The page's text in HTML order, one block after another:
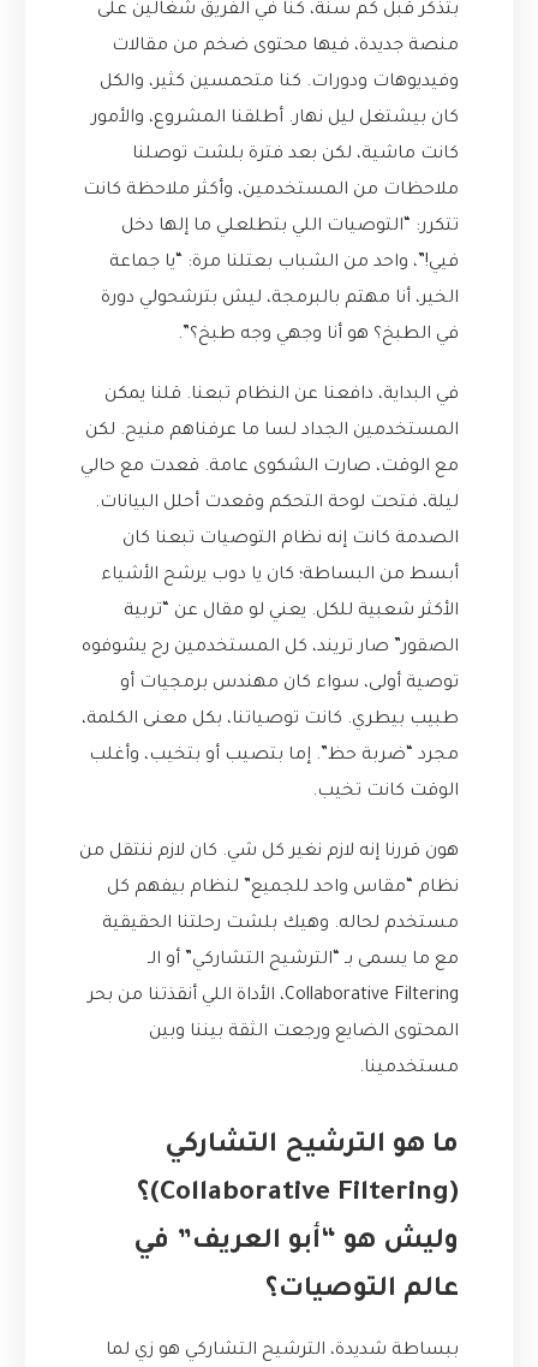
بتذكر قبل كم سنة، كنا في الفريق شغالين على
منصة جديدة، فيها محتوى ضخم من مقالات
وفيديوهات ودورات. كنا متحمسين كثير، والكل
كان بيشتغل ليل نهار. أطلقنا المشروع، والأمور
كانت ماشية، لكن بعد فترة بلشت توصلنا
ملاحظات من المستخدمين، وأكثر ملاحظة كانت
تتكرر: “التوصيات اللي بتطلعلي ما إلها دخل
فيي!”، واحد من الشباب بعتلنا مرة: “يا جماعة
الخير، أنا مهتم بالبرمجة، ليش بترشحولي دورة
في الطبخ؟ هو أنا وجهي وجه طبخ؟”.
في البداية، دافعنا عن النظام تبعنا. قلنا يمكن
المستخدمين الجداد لسا ما عرفناهم منيح. لكن
مع الوقت، صارت الشكوى عامة. قعدت مع حالي
ليلة، فتحت لوحة التحكم وقعدت أحلل البيانات.
الصدمة كانت إنه نظام التوصيات تبعنا كان
أبسط من البساطة؛ كان يا دوب يرشح الأشياء
الأكثر شعبية للكل. يعني لو مقال عن “تربية
الصقور” صار تريند، كل المستخدمين رح يشوفوه
توصية أولى، سواء كان مهندس برمجيات أو
طبيب بيطري. كانت توصياتنا، بكل معنى الكلمة،
مجرد “ضربة حظ”. إما بتصيب أو بتخيب، وأغلب
الوقت كانت تخيب.
هون قررنا إنه لازم نغير كل شي. كان لازم ننتقل من
نظام “مقاس واحد للجميع” لنظام بيفهم كل
مستخدم لحاله. وهيك بلشت رحلتنا الحقيقية
مع ما يسمى بـ “الترشيح التشاركي” أو الـ
Collaborative Filtering، الأداة اللي أنقذتنا من بحر
المحتوى الضايع ورجعت الثقة بيننا وبين
مستخدمينا.
ما هو الترشيح التشاركي
(Collaborative Filtering)؟
وليش هو “أبو العريف” في
عالم التوصيات؟
ببساطة شديدة، الترشيح التشاركي هو زي لما